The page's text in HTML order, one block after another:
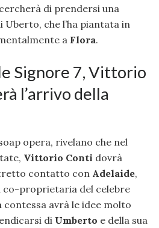
di prendersi una
che l’ha piantata in
a Flora.
Signore 7, Vittorio
l’arrivo della
opera, rivelano che nel
Vittorio Conti dovrà
contatto con Adelaide,
co-proprietaria del celebre
avrà le idee molto
di Umberto e della sua